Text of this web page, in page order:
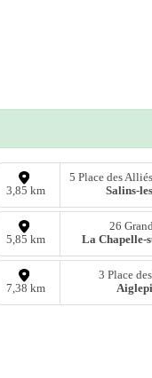
3,85 km
5 Place des
Salins-
5,85 km
26
La Chapelle-
7,38 km
3 Place